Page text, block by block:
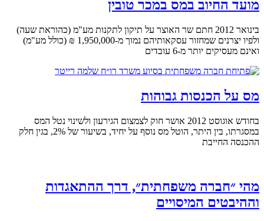
מועד החיוב במס במכר טובין
בינואר 2012 חתם שר האוצר על תיקון לתקנות מע"מ (כהוראת שעה)
ולפיו יצרנים שמחזור עסקאותיהם נמוך מ-1,950,000 ₪ (כולל מע"מ)
ואינם מעסיקים יותר מ-6 עובדים
מס על הכנסות גבוהות
בחודש אוגוסט 2012 אושר חוק לצמצום הגירעון ולשינוי נטל המס
במסגרתו, בין היתר, הוטל מס נוסף על יחיד, בשיעור של 2%, בגין חלק
ההכנסה החייבת
מהי ״חברה משפחתית״, דרך ההתאגדות
וההיבטים המיסויים